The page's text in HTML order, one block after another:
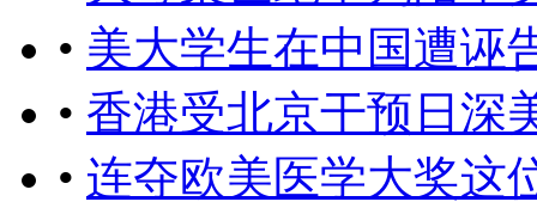
• 美大学生在中国遭诬
• 香港受北京干预日深
• 连夺欧美医学大奖这